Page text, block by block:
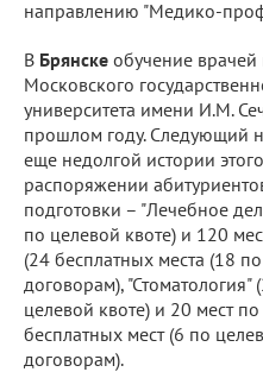
направлению "Медико-
В Брянске обучение
Московского
университета имени И.М.
прошлом году. Следующий
еще недолгой истории
распоряжении
подготовки – "Лечебное
по целевой квоте) и 120
(24 бесплатных места (18
договорам),
целевой квоте) и 20 мест
бесплатных мест (6 по
договорам).